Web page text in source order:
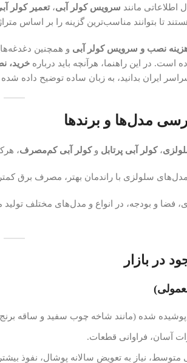
اطلاعاتی مانند سرویس کولر آبی،تعمیر کولر
تا بتوانند مناسب‌ترین گزینه را بر اساس
نصب و سرویس کولر آبی و همچنین
است. در این راهنما، هرآنچه باید درباره خرید،
ایران بدانید، به زبان ساده توضیح داده شده
مدل‌ها و برندها
،کولر آبی پرتابل وکولر آبی کم‌مصرف،
سلولزی با راندمان بهتر، مصرف برق
فضا و بودجه، در انواع و مدل‌های مختلف
پوشیده شده (مانند شاخه چوب سفید و ساقه
آسان، فراوانی قطعات.
متوسط، نیاز به تعویض سالانه پوشال، نفوذ